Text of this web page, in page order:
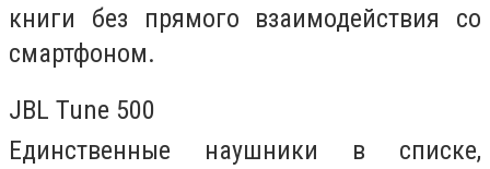
книги без прямого взаимодействия со
смартфоном.
JBL Tune 500
Единственные наушники в списке,